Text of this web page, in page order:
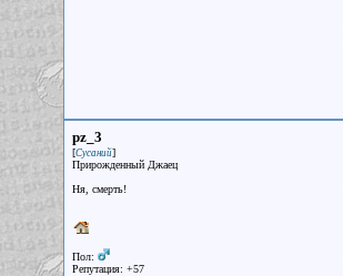
pz_3
[Сусаний]
Прирожденный Джаец
Ня, смерть!
Пол:
Репутация: +57